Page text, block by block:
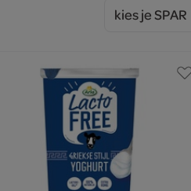
kies je SPAR